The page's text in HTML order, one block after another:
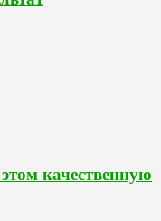
качественную